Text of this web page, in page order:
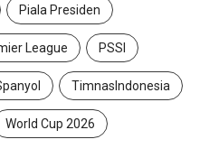
Piala Presiden
League PSSI
TimnasIndonesia
World Cup 2026